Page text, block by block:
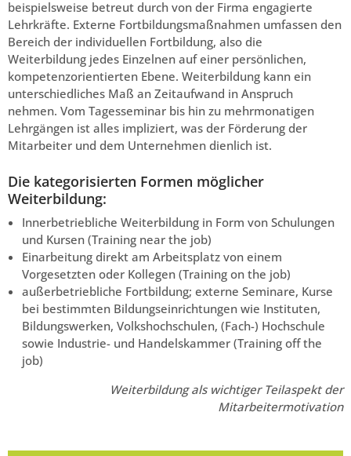
beispielsweise betreut durch von der Firma engagierte
Lehrkräfte. Externe Fortbildungsmaßnahmen umfassen den
Bereich der individuellen Fortbildung, also die
Weiterbildung jedes Einzelnen auf einer persönlichen,
kompetenzorientierten Ebene. Weiterbildung kann ein
unterschiedliches Maß an Zeitaufwand in Anspruch
nehmen. Vom Tagesseminar bis hin zu mehrmonatigen
Lehrgängen ist alles impliziert, was der Förderung der
Mitarbeiter und dem Unternehmen dienlich ist.
Die kategorisierten Formen möglicher
Weiterbildung:
Innerbetriebliche Weiterbildung in Form von Schulungen
und Kursen (Training near the job)
Einarbeitung direkt am Arbeitsplatz von einem
Vorgesetzten oder Kollegen (Training on the job)
außerbetriebliche Fortbildung; externe Seminare, Kurse
bei bestimmten Bildungseinrichtungen wie Instituten,
Bildungswerken, Volkshochschulen, (Fach-) Hochschule
sowie Industrie- und Handelskammer (Training off the
job)
Weiterbildung als wichtiger Teilaspekt der
Mitarbeitermotivation